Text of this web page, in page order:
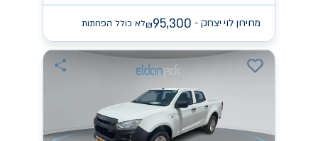
מחירון לוי יצחק - ₪95,300 לא כולל הפחתות